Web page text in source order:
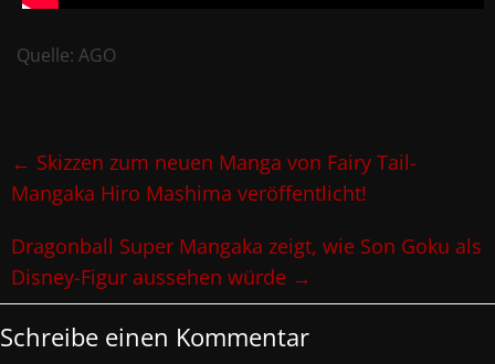
Quelle: AGO
← Skizzen zum neuen Manga von Fairy Tail-
Mangaka Hiro Mashima veröffentlicht!
Dragonball Super Mangaka zeigt, wie Son Goku als
Disney-Figur aussehen würde →
Schreibe einen Kommentar